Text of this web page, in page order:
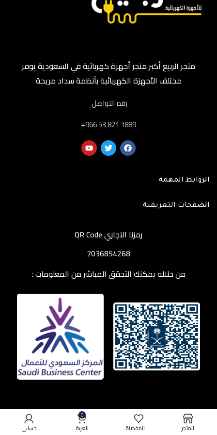
متجر الربيع أكبر متجر أجهزة كهربائية في السعودية يوفر
مختلف الأجهزة الكهربائية بأنظمة سداد مريحة
رقم التواصل
‎+966 53 821 1889
الروابط المهمة
الصفحات التعريفية
رمزنا التجاري QR Code
7036854268
من خلاله يمكنك التحقق المباشر من المعلومات :
المتجر المفضلة
0
العربة حسابي